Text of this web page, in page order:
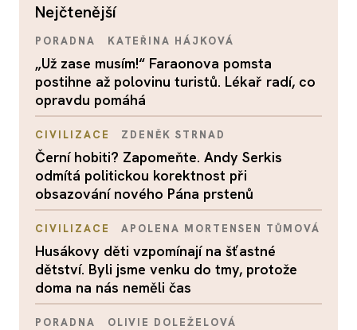
nejčtenější
PORADNA KATEŘINA HÁJKOVÁ
„Už zase musím!“ Faraonova pomsta
postihne až polovinu turistů. Lékař radí, co
opravdu pomáhá
CIVILIZACE ZDENĚK STRNAD
Černí hobiti? Zapomeňte. Andy Serkis
odmítá politickou korektnost při
obsazování nového Pána prstenů
CIVILIZACE APOLENA MORTENSEN TŮMOVÁ
Husákovy děti vzpomínají na šťastné
dětství. Byli jsme venku do tmy, protože
doma na nás neměli čas
PORADNA OLIVIE DOLEŽELOVÁ